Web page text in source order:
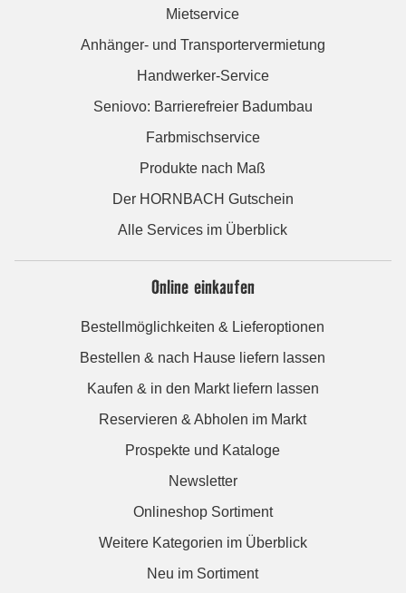
Mietservice
Anhänger- und Transportervermietung
Handwerker-Service
Seniovo: Barrierefreier Badumbau
Farbmischservice
Produkte nach Maß
Der HORNBACH Gutschein
Alle Services im Überblick
Online einkaufen
Bestellmöglichkeiten & Lieferoptionen
Bestellen & nach Hause liefern lassen
Kaufen & in den Markt liefern lassen
Reservieren & Abholen im Markt
Prospekte und Kataloge
Newsletter
Onlineshop Sortiment
Weitere Kategorien im Überblick
Neu im Sortiment